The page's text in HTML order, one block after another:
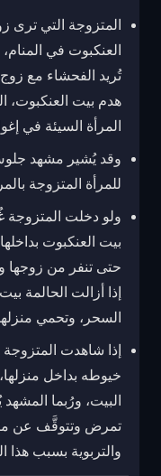
المتزوجة التي ترى
العنكبوت في
تُريد الفحشاء مع
هدم بيت العنكبوت،
المرأة السيئة في
وقد يُشير مشهد
للمرأة المتزوجة
ولو دخلت المتزوجة
بيت العنكبوت
حتى تنفر من زوجها
إذا أزالت الحالمة
السحر، وتحمي
إذا شاهدت المتزوجة
خيوطه بداخل
البيت، ورُبما
تمرض وتتوقَّف عن
والتربوية بسبب هذا